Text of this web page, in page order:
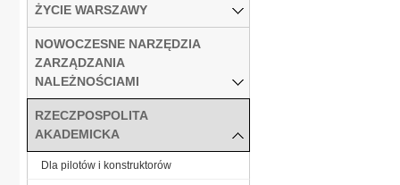
ŻYCIE WARSZAWY
NOWOCZESNE NARZĘDZIA
ZARZĄDZANIA
NALEŻNOŚCIAMI
RZECZPOSPOLITA
AKADEMICKA
Dla pilotów i konstruktorów